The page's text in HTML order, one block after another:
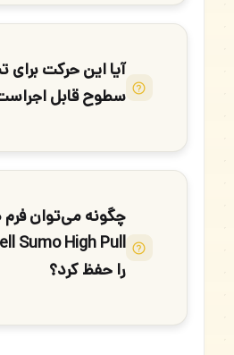
آیا این حرکت برای
سطوح قابل
چگونه می‌توان
Sumo High Pull
را حفظ کرد؟